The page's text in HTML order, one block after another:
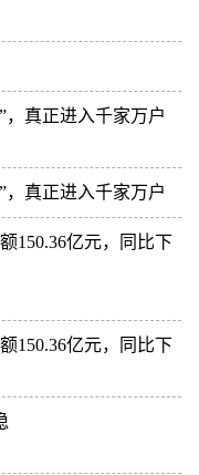
，真正进入千家万户
，真正进入千家万户
150.36亿元，同比下
150.36亿元，同比下